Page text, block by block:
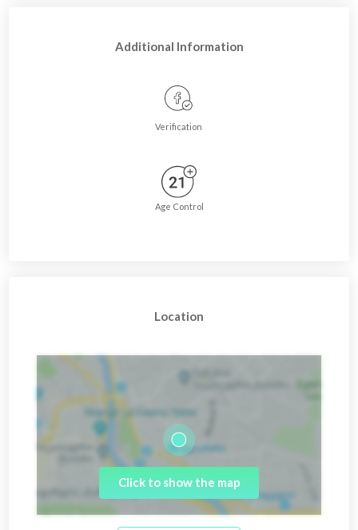
Additional Information
Verification
Age Control
Location
Click to show the map